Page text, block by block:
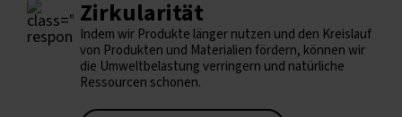
Zirkularität
Indem wir Produkte länger nutzen und den Kreislauf
von Produkten und Materialien fördern, können wir
die Umweltbelastung verringern und natürliche
Ressourcen schonen.